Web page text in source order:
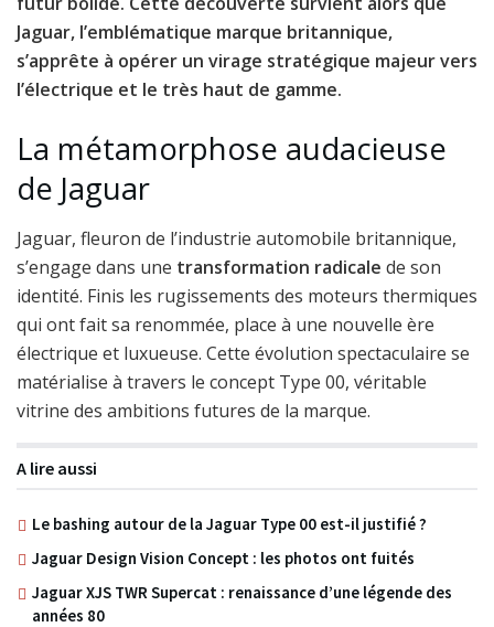
Jaguar, l’emblématique marque britannique,
s’apprête à opérer un virage stratégique majeur vers
l’électrique et le très haut de gamme.
La métamorphose audacieuse
de Jaguar
Jaguar, fleuron de l’industrie automobile britannique,
s’engage dans une transformation radicale de son
identité. Finis les rugissements des moteurs thermiques
qui ont fait sa renommée, place à une nouvelle ère
électrique et luxueuse. Cette évolution spectaculaire se
matérialise à travers le concept Type 00, véritable
vitrine des ambitions futures de la marque.
A lire aussi
Le bashing autour de la Jaguar Type 00 est-il justifié ?
Jaguar Design Vision Concept : les photos ont fuités
Jaguar XJS TWR Supercat : renaissance d’une légende des
années 80